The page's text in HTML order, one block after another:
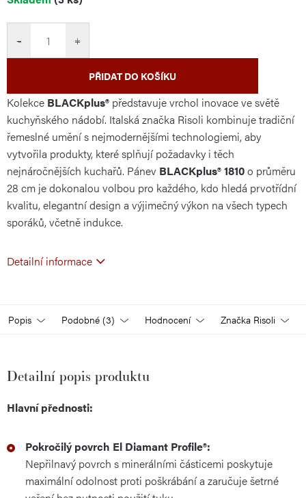
+
−
PŘIDAT DO KOŠÍKU
Kolekce BLACKplus® představuje vrchol inovace ve světě
kuchyňského nádobí. Italská značka Risoli kombinuje tradiční
řemeslné umění s nejmodernějšími technologiemi, aby
vytvořila produkty, které splňují požadavky i těch
nejnáročnějších kuchařů. Pánev BLACKplus®1810o průměru
28 cm je dokonalou volbou pro každého, kdo hledá prvotřídní
kvalitu, elegantní design a výjimečný výkon na všech typech
sporáků, včetně indukce.
Detailní informace
Popis Podobné (3) Hodnocení Značka Risoli
Detailní popis produktu
Hlavní přednosti:
Pokročilý povrch El Diamant Profile®:
Nepřilnavý povrch s minerálními částicemi poskytuje
maximální odolnost proti poškrábání a zaručuje šetrné